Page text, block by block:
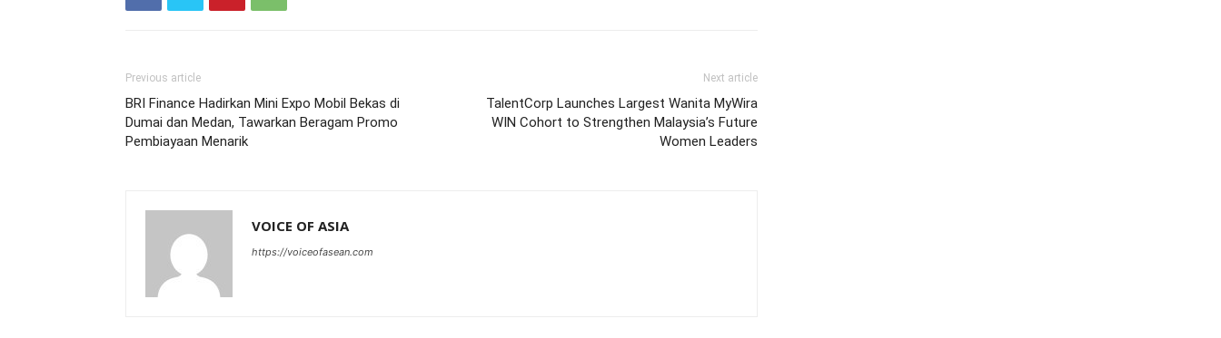
Previous article
BRI Finance Hadirkan Mini Expo Mobil Bekas di
Dumai dan Medan, Tawarkan Beragam Promo
Pembiayaan Menarik
Next article
TalentCorp Launches Largest Wanita MyWira
WIN Cohort to Strengthen Malaysia’s Future
Women Leaders
VOICE OF ASIA
https://voiceofasean.com